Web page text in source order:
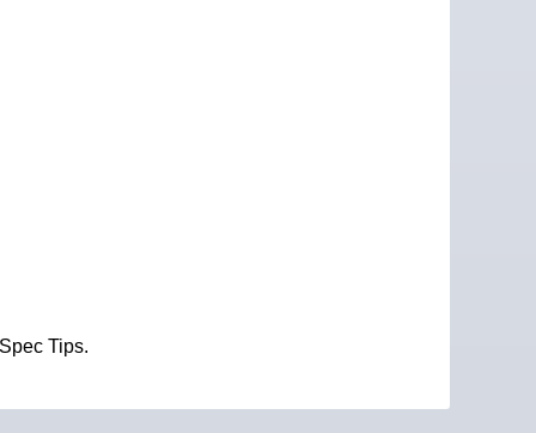
Tips.